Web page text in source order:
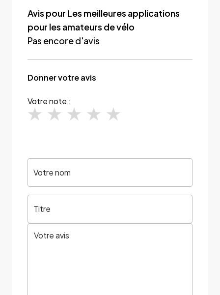
Avis pour Les meilleures applications
pour les amateurs de vélo
Pas encore d'avis
Donner votre avis
Votre note :
Votre nom
Titre